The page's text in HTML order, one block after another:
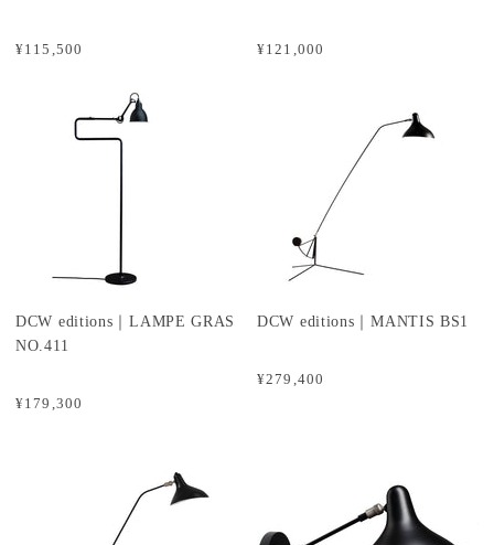
¥115,500 ¥121,000
¥179,300
DCW editions｜LAMPE GRAS
NO.411
¥279,400
DCW editions｜MANTIS BS1